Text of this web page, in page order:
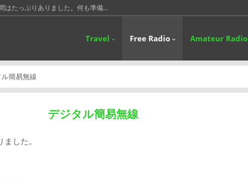
はたっぷりありました。何も準備…
に追いついていくのがやっとなボ…
ル群馬コンテストですが、県外局…
Travel Free Radio Amateur Radio
簡易無線
デジタル簡易無線
した。